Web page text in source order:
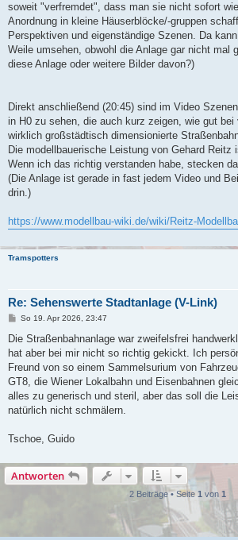
soweit "verfremdet", dass man sie nicht sofort
Anordnung in kleine Häuserblöcke/-gruppen
Perspektiven und eigenständige Szenen. Da
Weile umsehen, obwohl die Anlage gar nicht mal
diese Anlage oder weitere Bilder davon?)
Direkt anschließend (20:45) sind im Video
in H0 zu sehen, die auch kurz zeigen, wie gut
wirklich großstädtisch dimensionierte
Die modellbauerische Leistung von Gehard Reitz
Wenn ich das richtig verstanden habe, stecken
(Die Anlage ist gerade in fast jedem Video und
drin.)
https://www.modellbau-wiki.de/wiki/Reitz-
Tramspotters
Re: Sehenswerte Stadtanlage (V-Link)
B
i
r
a
So 19. Apr 2026, 23:47
Die Straßenbahnanlage war zweifelsfrei
hat aber bei mir nicht so richtig gekickt. Ich
Freund von so einem Sammelsurium von
GT8, die Wiener Lokalbahn und Eisenbahnen
alles zu generisch und steril, aber das soll die
natürlich nicht schmälern.
Tschoe, Guido
Antworten
2 Beiträge • Seite 1 von 1